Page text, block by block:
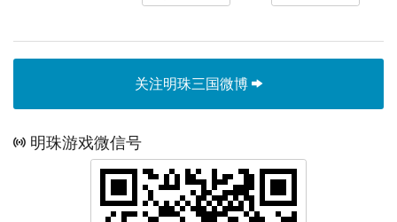
关注明珠三国微博
明珠游戏微信号